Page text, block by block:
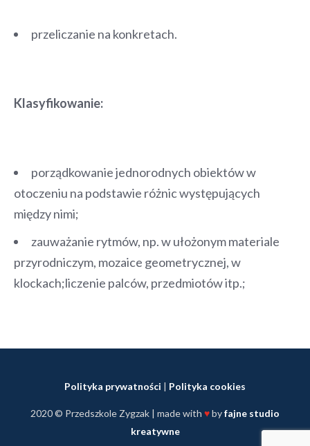
przeliczanie na konkretach.
Klasyfikowanie:
porządkowanie jednorodnych obiektów w
otoczeniu na podstawie różnic występujących
między nimi;
zauważanie rytmów, np. w ułożonym materiale
przyrodniczym, mozaice geometrycznej, w
klockach;liczenie palców, przedmiotów itp.;
Polityka prywatności | Polityka cookies
2020 © Przedszkole Zygzak | made with ♥byfajne studio
kreatywne